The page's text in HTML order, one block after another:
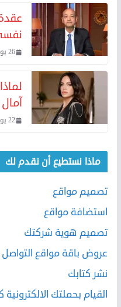
26 يونيو، 2026
22 يونيو، 2026
ماذا نستطيع أن نقدم لك
تصميم مواقع
استضافة مواقع
تصميم هوية شركتك
عروض باقة مواقع
نشر كتابك
القيام بحملتك الالكترونية